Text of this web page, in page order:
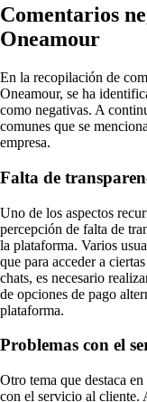
Comentarios
Oneamour
En la recopilación de
Oneamour, se ha
como negativas. A
comunes que se
empresa.
Falta de
Uno de los aspectos
percepción de falta de
la plataforma. Varios
que para acceder a
chats, es necesario
de opciones de pago
plataforma.
Problemas con el
Otro tema que destaca
con el servicio al cliente.